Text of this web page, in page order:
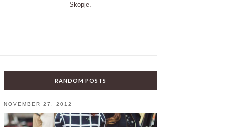
Skopje.
RANDOM POSTS
NOVEMBER 27, 2012